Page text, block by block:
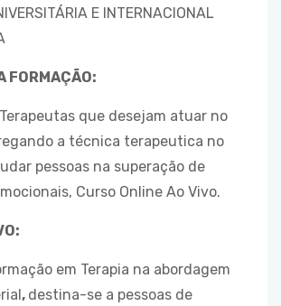
E INTERNACIONAL
FORMAÇÃO:
que desejam atuar no
a técnica terapeutica no
pessoas na superação de
Curso Online Ao Vivo.
em Terapia na abordagem
, destina-se a pessoas de